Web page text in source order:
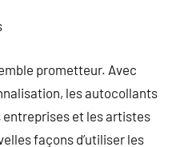
prometteur. Avec
les autocollants
entreprises et les artistes
façons d’utiliser les